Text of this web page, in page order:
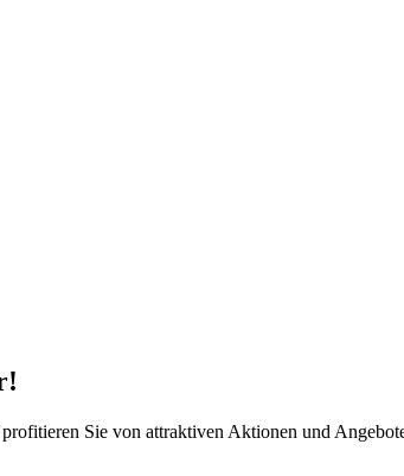
Sie von attraktiven Aktionen und